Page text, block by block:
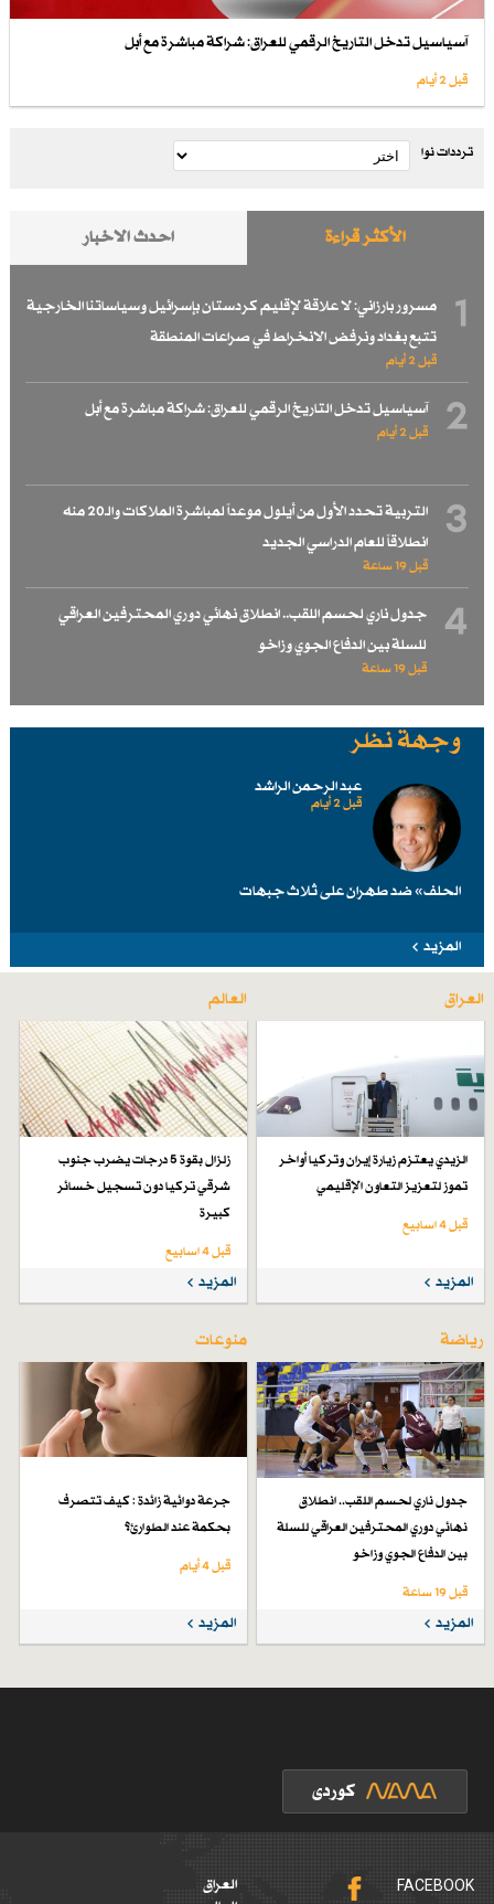
آسياسيل تدخل التاريخ الرقمي للعراق: شراكة مباشرة مع أبل
قبل 2 أيام
ترددات نوا
الأكثر قراءة احدث الاخبار
1
مسرور بارزاني: لا علاقة لإقليم كردستان بإسرائيل وسياساتنا الخارجية
تتبع بغداد ونرفض الانخراط في صراعات المنطقة
قبل 2 أيام
2 آسياسيل تدخل التاريخ الرقمي للعراق: شراكة مباشرة مع أبل
قبل 2 أيام
3
التربية تحدد الأول من أيلول موعداً لمباشرة الملاكات والـ20 منه
انطلاقاً للعام الدراسي الجديد
قبل 19 ساعة
4
جدول ناري لحسم اللقب.. انطلاق نهائي دوري المحترفين العراقي
للسلة بين الدفاع الجوي وزاخو
قبل 19 ساعة
وجهة نظر
عبد الرحمن الراشد
قبل 2 أيام
الحلف» ضد طهرانَ على ثلاث جبهات
المزيد
العراق
الزيدي يعتزم زيارة إيران وتركيا أواخر
تموز لتعزيز التعاون الإقليمي
قبل 4 اسابیع
المزيد
العالم
زلزال بقوة 5 درجات يضرب جنوب
شرقي تركيا دون تسجيل خسائر
كبيرة
قبل 4 اسابیع
المزيد
رياضة
جدول ناري لحسم اللقب.. انطلاق
نهائي دوري المحترفين العراقي للسلة
بين الدفاع الجوي وزاخو
قبل 19 ساعة
المزيد
منوعات
جرعة دوائية زائدة : كيف تتصرف
بحكمة عند الطوارئ؟
قبل 4 أيام
المزيد
FACEBOOK
العراق